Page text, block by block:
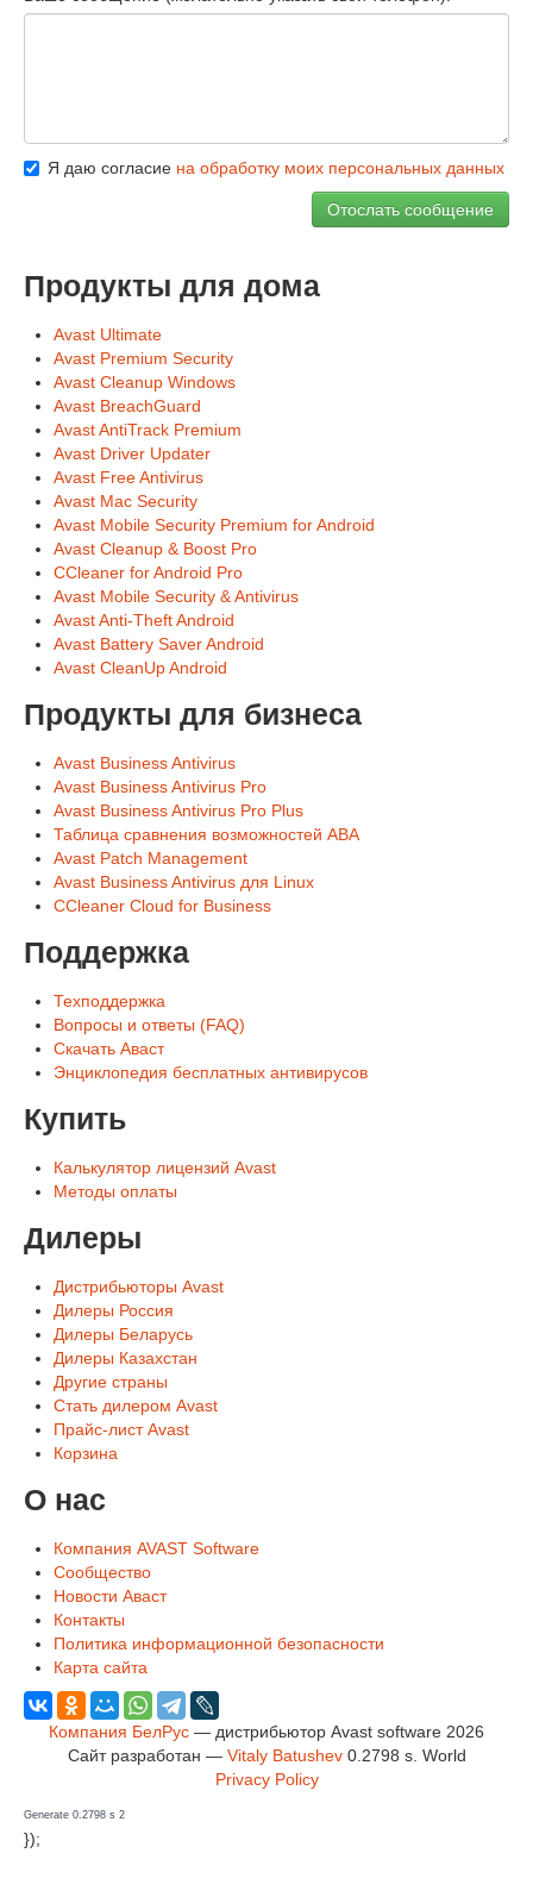
Я даю согласие на обработку моих персональных данных
Продукты для дома
Avast Ultimate
Avast Premium Security
Avast Cleanup Windows
Avast BreachGuard
Avast AntiTrack Premium
Avast Driver Updater
Avast Free Antivirus
Avast Mac Security
Avast Mobile Security Premium for Android
Avast Cleanup & Boost Pro
CCleaner for Android Pro
Avast Mobile Security & Antivirus
Avast Anti-Theft Android
Avast Battery Saver Android
Avast CleanUp Android
Продукты для бизнеса
Avast Business Antivirus
Avast Business Antivirus Pro
Avast Business Antivirus Pro Plus
Таблица сравнения возможностей ABA
Avast Patch Management
Avast Business Antivirus для Linux
CCleaner Cloud for Business
Поддержка
Техподдержка
Вопросы и ответы (FAQ)
Скачать Аваст
Энциклопедия бесплатных антивирусов
Купить
Калькулятор лицензий Avast
Методы оплаты
Дилеры
Дистрибьюторы Avast
Дилеры Россия
Дилеры Беларусь
Дилеры Казахстан
Другие страны
Стать дилером Avast
Прайс-лист Avast
Корзина
О нас
Компания AVAST Software
Сообщество
Новости Аваст
Контакты
Политика информационной безопасности
Карта сайта
Компания БелРус — дистрибьютор Avast software 2026
Сайт разработан — Vitaly Batushev0.2798 s. World
Privacy Policy
Generate 0.2798 s 2
});